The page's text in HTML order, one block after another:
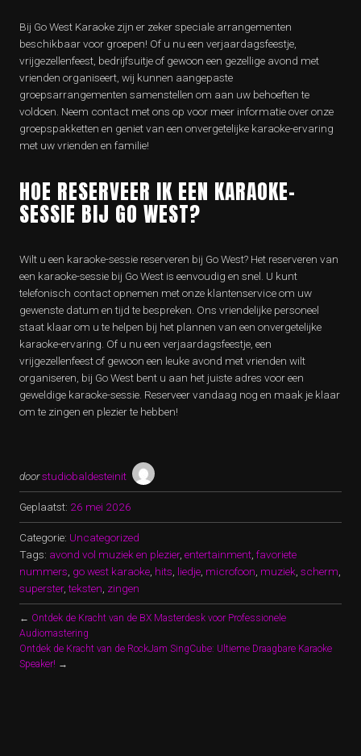
Bij Go West Karaoke zijn er zeker speciale arrangementen
beschikbaar voor groepen! Of u nu een verjaardagsfeestje,
vrijgezellenfeest, bedrijfsuitje of gewoon een gezellige avond met
vrienden organiseert, wij kunnen aangepaste
groepsarrangementen samenstellen om aan uw behoeften te
voldoen. Neem contact met ons op voor meer informatie over onze
groepspakketten en geniet van een onvergetelijke karaoke-ervaring
met uw vrienden en familie!
HOE RESERVEER IK EEN KARAOKE-
SESSIE BIJ GO WEST?
Wilt u een karaoke-sessie reserveren bij Go West? Het reserveren van
een karaoke-sessie bij Go West is eenvoudig en snel. U kunt
telefonisch contact opnemen met onze klantenservice om uw
gewenste datum en tijd te bespreken. Ons vriendelijke personeel
staat klaar om u te helpen bij het plannen van een onvergetelijke
karaoke-ervaring. Of u nu een verjaardagsfeestje, een
vrijgezellenfeest of gewoon een leuke avond met vrienden wilt
organiseren, bij Go West bent u aan het juiste adres voor een
geweldige karaoke-sessie. Reserveer vandaag nog en maak je klaar
om te zingen en plezier te hebben!
doorstudiobaldesteinit
Geplaatst: 26 mei 2026
Categorie: Uncategorized
Tags: avond vol muziek en plezier, entertainment favoriete
nummers go west karaoke hits liedje microfoon muziek scherm
superster,teksten zingen
← Ontdek de Kracht van de BX Masterdesk voor Professionele
Audiomastering
Ontdek de Kracht van de RockJam SingCube: Ultieme Draagbare Karaoke
Speaker! →